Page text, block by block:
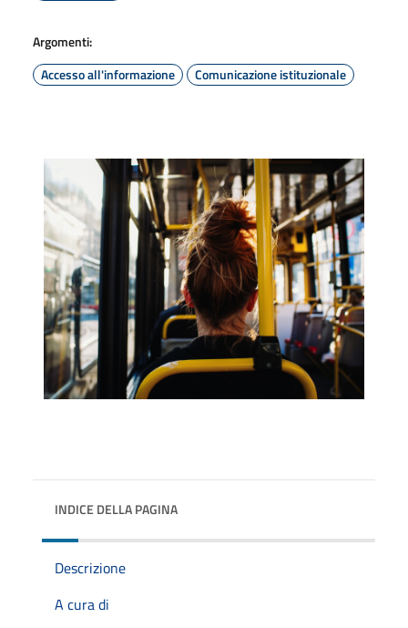
Argomenti:
Accesso all'informazione
Comunicazione istituzionale
INDICE DELLA PAGINA
Descrizione
A cura di